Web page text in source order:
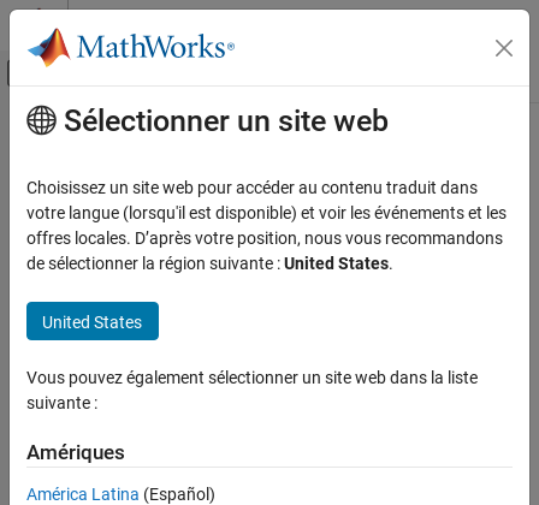
Passer au contenu
Activer/désactiver l'affichage du menu
Accueil de la documentation
Contenu principal
How useful was this information?
Sélectionner un site web
Choisissez un site web pour accéder au contenu traduit dans
votre langue (lorsqu'il est disponible) et voir les événements et les
offres locales. D’après votre position, nous vous recommandons
de sélectionner la région suivante :United States.
United States
Vous pouvez également sélectionner un site web dans la liste
suivante :
Amériques
América Latina (Español)